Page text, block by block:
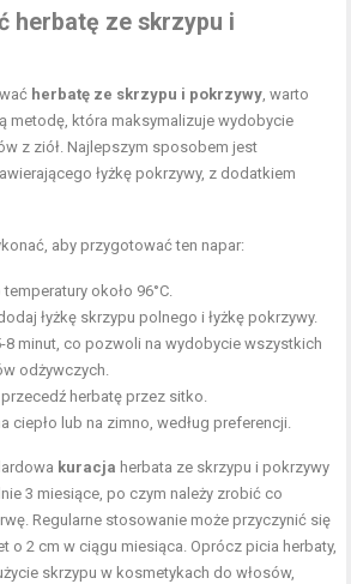
herbatę ze skrzypu i
herbatę ze skrzypu i pokrzywy , warto
metodę, która maksymalizuje wydobycie
z ziół. Najlepszym sposobem jest
łyżkę pokrzywy, z dodatkiem
aby przygotować ten napar:
około 96°C.
łyżkę skrzypu polnego i łyżkę pokrzywy.
8 minut, co pozwoli na wydobycie wszystkich
odżywczych.
herbatę przez sitko.
ciepło lub na zimno, według preferencji.
kuracja herbata ze skrzypu i pokrzywy
3 miesiące, po czym należy zrobić co
Regularne stosowanie może przyczynić się
o 2 cm w ciągu miesiąca. Oprócz picia herbaty,
skrzypu w kosmetykach do włosów,